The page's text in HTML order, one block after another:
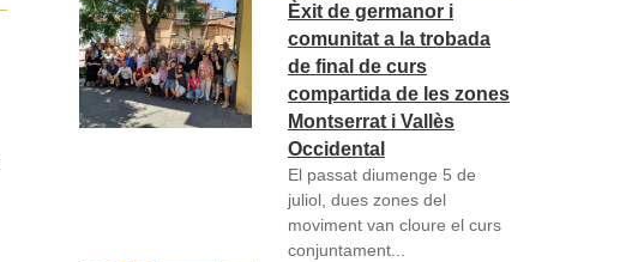
Èxit de germanor i
comunitat a la trobada
de final de curs
compartida de les zones
Montserrat i Vallès
Occidental
El passat diumenge 5 de
juliol, dues zones del
moviment van cloure el curs
conjuntament...